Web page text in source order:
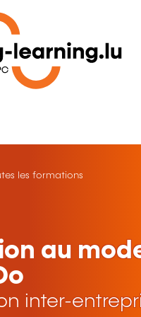
les formations
au
inter-